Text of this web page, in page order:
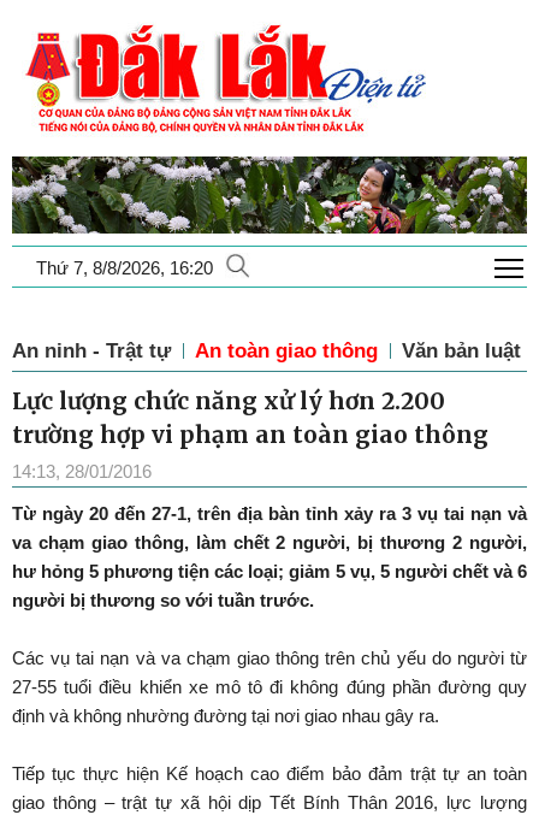
Thứ 7, 8/8/2026, 16:20
An ninh - Trật tự An toàn giao thông Văn bản luật
Lực lượng chức năng xử lý hơn 2.200
trường hợp vi phạm an toàn giao thông
14:13, 28/01/2016
Từ ngày 20 đến 27-1, trên địa bàn tỉnh xảy ra 3 vụ tai nạn và
va chạm giao thông, làm chết 2 người, bị thương 2 người,
hư hỏng 5 phương tiện các loại; giảm 5 vụ, 5 người chết và 6
người bị thương so với tuần trước.
Các vụ tai nạn và va chạm giao thông trên chủ yếu do người từ
27-55 tuổi điều khiển xe mô tô đi không đúng phần đường quy
định và không nhường đường tại nơi giao nhau gây ra.
Tiếp tục thực hiện Kế hoạch cao điểm bảo đảm trật tự an toàn
giao thông – trật tự xã hội dịp Tết Bính Thân 2016, lực lượng